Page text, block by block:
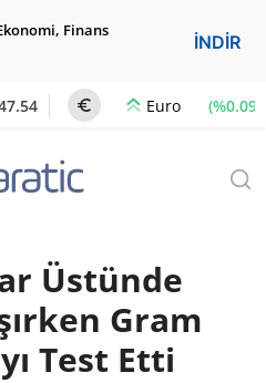
Finans
İNDİR
Euro (%0.09)
Üstünde
Gram
Test Etti